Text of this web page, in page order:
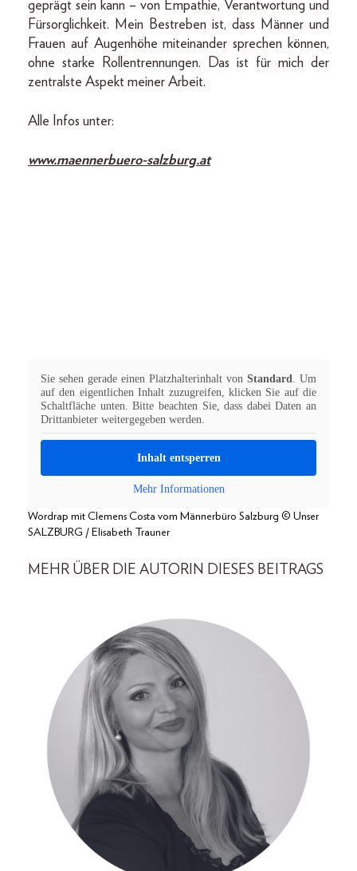
geprägt sein kann – von Empathie, Verantwortung und
Fürsorglichkeit. Mein Bestreben ist, dass Männer und
Frauen auf Augenhöhe miteinander sprechen können,
ohne starke Rollentrennungen. Das ist für mich der
zentralste Aspekt meiner Arbeit.
Alle Infos unter:
www.maennerbuero-salzburg.at
Sie sehen gerade einen Platzhalterinhalt von Standard. Um
auf den eigentlichen Inhalt zuzugreifen, klicken Sie auf die
Schaltfläche unten. Bitte beachten Sie, dass dabei Daten an
Drittanbieter weitergegeben werden.
Inhalt entsperren
Mehr Informationen
Wordrap mit Clemens Costa vom Männerbüro Salzburg © Unser
SALZBURG / Elisabeth Trauner
MEHR ÜBER DIE AUTORIN DIESES BEITRAGS